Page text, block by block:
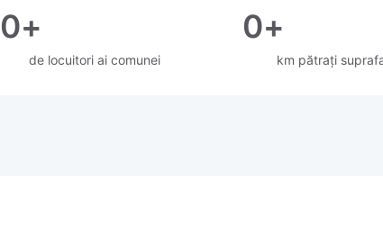
de locuitori ai comunei
0+
km pătrați
0+